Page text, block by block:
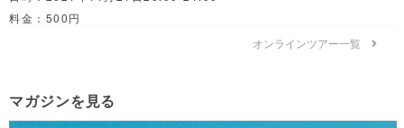
料金：500円
オンラインツアー一覧
マガジンを見る